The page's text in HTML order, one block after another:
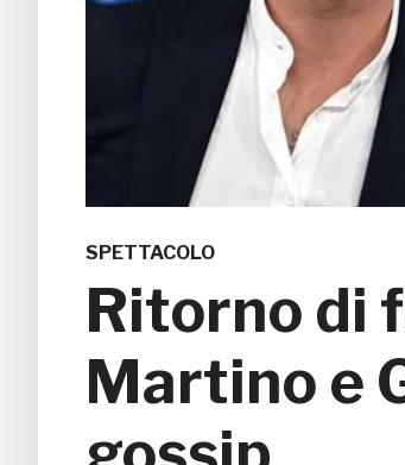
SPETTACOLO
Ritorno di
Martino e